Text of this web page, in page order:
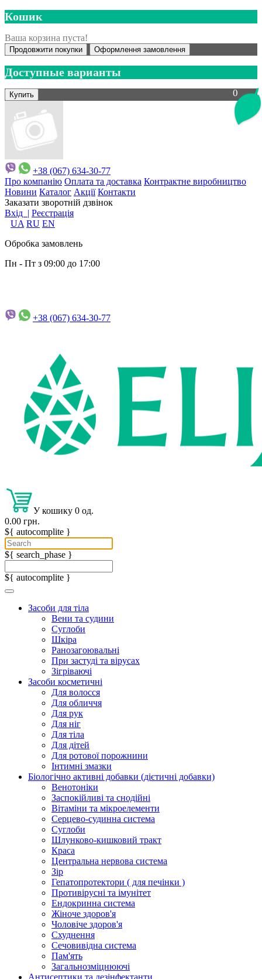
Кошик
Ваша корзина пуста!
Продовжити покупки Оформлення замовлення
0
Доступные варианты
+38 (067) 634-30-77
Про компанію Оплата та доставка Контрактне виробництво
Новини Каталог Акції Контакти
Заказати зворотній дзвінок
Вхід | Реєстрація
UA RU EN
Обробка замовлень
Пн - Пт з 09:00 до 17:00
+38 (067) 634-30-77
У кошику 0 од.
0.00 грн.
${ autocomplite }
${ search_phase }
${ autocomplite }
Засоби для тіла
Вени та судини
Суглоби
Шкіра
Ранозагоювальні
При застуді та вірусах
Зігріваючі
Засоби косметичні
Для волосся
Для обличчя
Для рук
Для ніг
Для тіла
Для дітей
Для ротової порожнини
Інтимні змазки
Біологічно активні добавки (дієтичні добавки)
Венотоніки
Заспокійливі та снодійні
Вітаміни та мікроелементи
Серцево-судинна система
Суглоби
Шлунково-кишковий тракт
Краса
Центральна нервова система
Зір
Гепатопротектори ( для печінки )
Противірусні та імунітет
Ендокринна система
Жіноче здоров'я
Чоловіче здоров'я
Схуднення
Сечовивідна система
Пам'ять
Загальнозміцнюючі